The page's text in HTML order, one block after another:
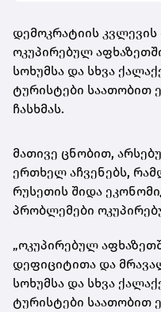
დემოკრატიის
ოკუპირებულ
სოხუმსა და სხვა
ტურისტები საათობით
ჩასხმას.
მათივე ცნობით,
ერთხელ აჩვენებს,
რუსეთის შიდა
პრობლემები
„ოკუპირებულ
დეფიციტითა და
სოხუმსა და სხვა
ტურისტები საათობით